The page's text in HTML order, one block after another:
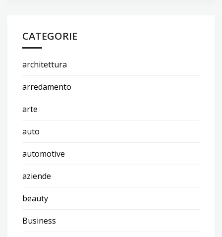
CATEGORIE
architettura
arredamento
arte
auto
automotive
aziende
beauty
Business